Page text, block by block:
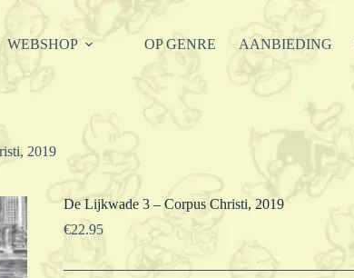
WEBSHOP OP GENRE AANBIEDING
2019
De Lijkwade 3 – Corpus Christi, 2019
€22.95